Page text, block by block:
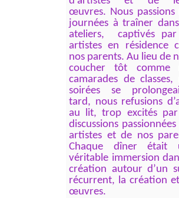
œuvres. Nous passions
journées à traîner
ateliers, captivés par
artistes en résidence
nos parents. Au lieu de
coucher tôt comme
camarades de classes,
soirées se
tard, nous refusions
au lit, trop excités
discussions passionnées
artistes et de nos
Chaque dîner était
véritable immersion
création autour d’un
récurrent, la création
œuvres.